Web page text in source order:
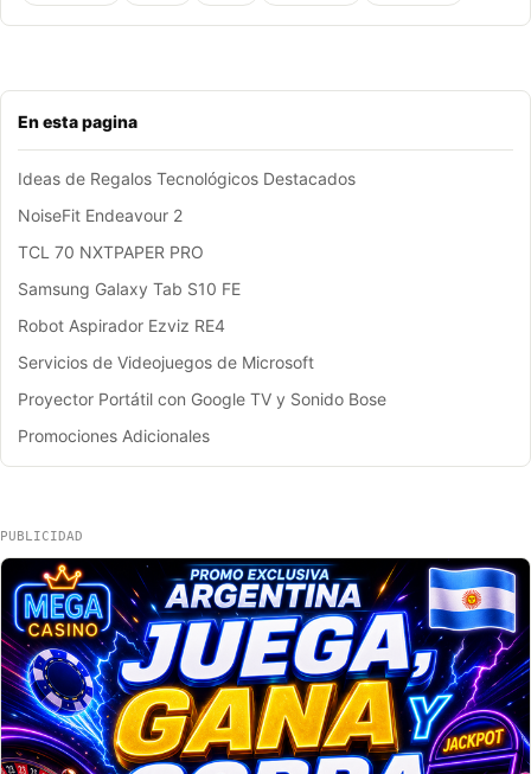
En esta pagina
Ideas de Regalos Tecnológicos Destacados
NoiseFit Endeavour 2
TCL 70 NXTPAPER PRO
Samsung Galaxy Tab S10 FE
Robot Aspirador Ezviz RE4
Servicios de Videojuegos de Microsoft
Proyector Portátil con Google TV y Sonido Bose
Promociones Adicionales
PUBLICIDAD